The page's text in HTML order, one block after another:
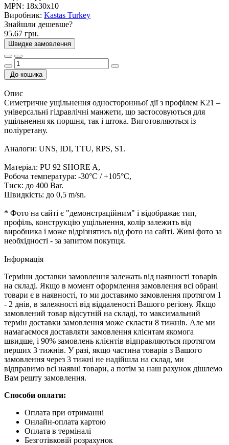
MPN: 18x30x10
Виробник: Kastas Turkey
Знайшли дешевше?
95.67 грн.
Швидке замовлення
До кошика
Опис
Симетричне ущільнення односторонньої дії з профілем K21 –
універсальні гідравлічні манжети, що застосовуються для
ущільнення як поршня, так і штока. Виготовляються із
поліуретану.
Аналоги: UNS, IDI, TTU, RPS, S1.
Матеріал: PU 92 SHORE A,
Робоча температура: -30°C / +105°C,
Тиск: до 400 Bar.
Швидкість: до 0,5 m/sn.
* Фото на сайті є "демонстраційним" і відображає тип,
профіль, конструкцію ущільнення, колір залежить від
виробника і може відрізнятись від фото на сайті. Живі фото за
необхідності - за запитом покупця.
Iнформація
Терміни доставки замовлення залежать від наявності товарів
на складі. Якщо в момент оформлення замовлення всі обрані
товари є в наявності, то ми доставимо замовлення протягом 1
- 2 днів, в залежності від віддаленості Вашого регіону. Якщо
замовлений товар відсутній на складі, то максимальний
термін доставки замовлення може скласти 8 тижнів. Але ми
намагаємося доставляти замовлення клієнтам якомога
швидше, і 90% замовлень клієнтів відправляються протягом
перших 3 тижнів. У разі, якщо частина товарів з Вашого
замовлення через 3 тижні не надійшла на склад, ми
відправимо всі наявні товари, а потім за наш рахунок дішлемо
Вам решту замовлення.
Способи оплати:
Оплата при отриманні
Онлайн-оплата картою
Оплата в терміналі
Безготівковій розрахунок